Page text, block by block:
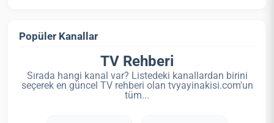
Popüler Kanallar
TV Rehberi
Sırada hangi kanal var? Listedeki kanallardan birini
seçerek en güncel TV rehberi olan tvyayinakisi.com'un
tüm...